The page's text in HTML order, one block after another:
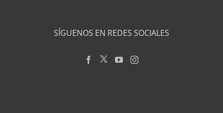
SÍGUENOS EN REDES SOCIALES